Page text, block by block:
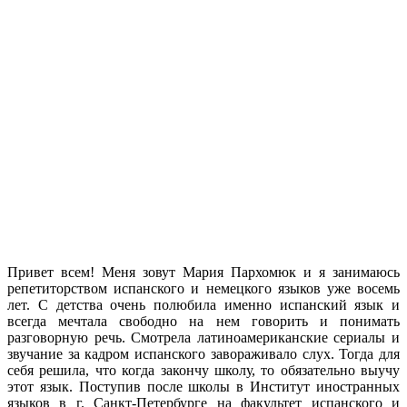
Привет всем! Меня зовут Мария Пархомюк и я занимаюсь
репетиторством испанского и немецкого языков уже восемь
лет. С детства очень полюбила именно испанский язык и
всегда мечтала свободно на нем говорить и понимать
разговорную речь.Смотрела латиноамериканские сериалы и
звучание за кадром испанского завораживало слух. Тогда для
себя решила, что когда закончу школу, то обязательно выучу
этот язык. Поступив после школы в Институт иностранных
языков в г. Санкт-Петербурге на факультет испанского и